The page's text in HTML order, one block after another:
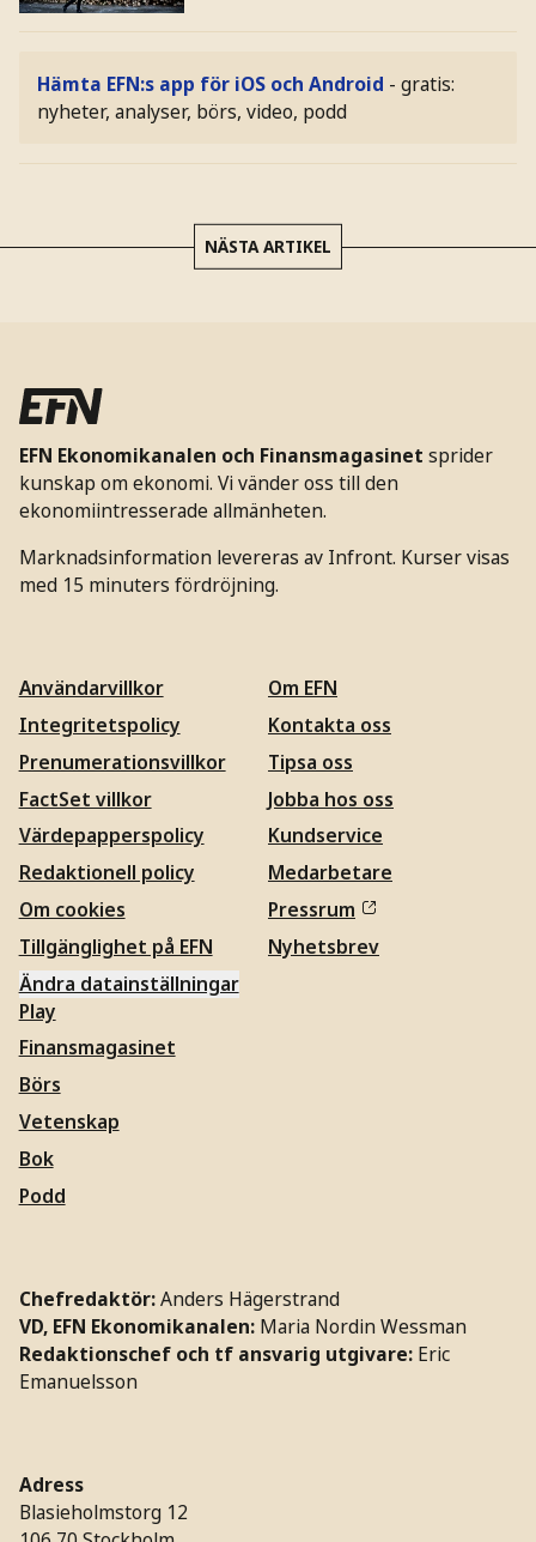
Hämta EFN:s app för iOS och Android - gratis:
nyheter, analyser, börs, video, podd
NÄSTA ARTIKEL
EFN Ekonomikanalen och Finansmagasinet sprider
kunskap om ekonomi. Vi vänder oss till den
ekonomiintresserade allmänheten.
Marknadsinformation levereras av Infront. Kurser visas
med 15 minuters fördröjning.
Användarvillkor
Integritetspolicy
Prenumerationsvillkor
FactSet villkor
Värdepapperspolicy
Redaktionell policy
Om cookies
Tillgänglighet på EFN
Ändra datainställningar
Om EFN
Kontakta oss
Tipsa oss
Jobba hos oss
Kundservice
Medarbetare
Pressrum
Nyhetsbrev
Play
Finansmagasinet
Börs
Vetenskap
Bok
Podd
Chefredaktör:Anders Hägerstrand
VD, EFN Ekonomikanalen: Maria Nordin Wessman
Redaktionschef och tf ansvarig utgivare: Eric
Emanuelsson
Adress
Blasieholmstorg 12